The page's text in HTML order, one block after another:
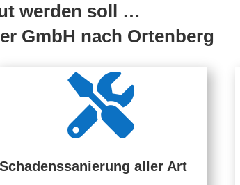
werden soll …
GmbH nach Ortenberg

Schadenssanierung aller Art